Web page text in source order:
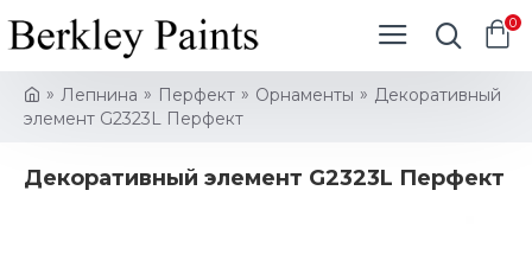
0
Лепнина Перфект Орнаменты
Декоративный
элемент G2323L Перфект
Декоративный элемент G2323L Перфект